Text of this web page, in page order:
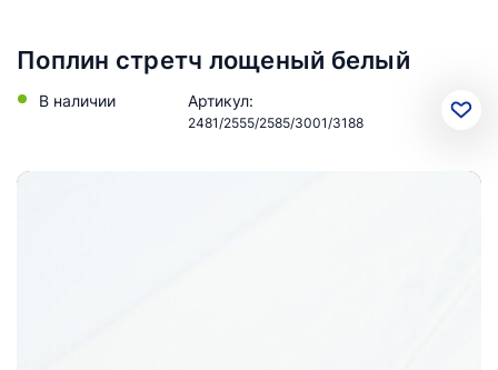
Поплин стретч лощеный белый
В наличии Артикул:
2481/2555/2585/3001/3188